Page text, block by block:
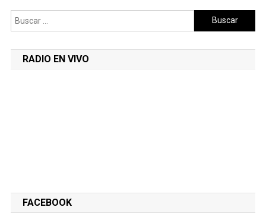
Buscar:
RADIO EN VIVO
FACEBOOK